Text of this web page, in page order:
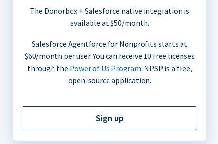
The Donorbox + Salesforce native integration is
available at $50/month.
Salesforce Agentforce for Nonprofits starts at
$60/month per user. You can receive 10 free licenses
through the Power of Us Program. NPSP is a free,
open-source application.
Sign up